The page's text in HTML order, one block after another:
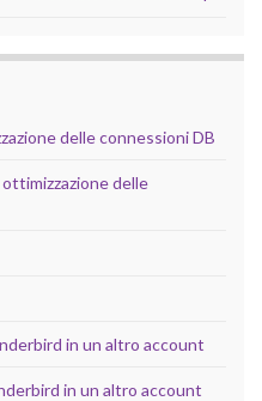
delle connessioni DB
delle
in un altro account
in un altro account